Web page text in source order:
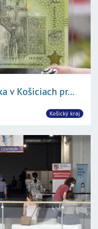
v Košiciach pr...
Košický kraj